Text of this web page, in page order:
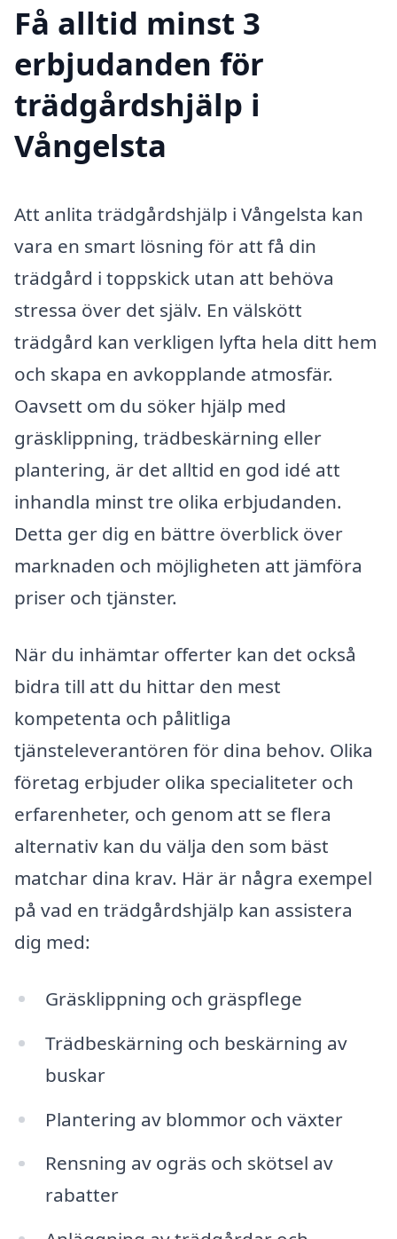
Få alltid minst 3
erbjudanden för
trädgårdshjälp i
Vångelsta
Att anlita trädgårdshjälp i Vångelsta kan
vara en smart lösning för att få din
trädgård i toppskick utan att behöva
stressa över det själv. En välskött
trädgård kan verkligen lyfta hela ditt hem
och skapa en avkopplande atmosfär.
Oavsett om du söker hjälp med
gräsklippning, trädbeskärning eller
plantering, är det alltid en god idé att
inhandla minst tre olika erbjudanden.
Detta ger dig en bättre överblick över
marknaden och möjligheten att jämföra
priser och tjänster.
När du inhämtar offerter kan det också
bidra till att du hittar den mest
kompetenta och pålitliga
tjänsteleverantören för dina behov. Olika
företag erbjuder olika specialiteter och
erfarenheter, och genom att se flera
alternativ kan du välja den som bäst
matchar dina krav. Här är några exempel
på vad en trädgårdshjälp kan assistera
dig med:
Gräsklippning och gräspflege
Trädbeskärning och beskärning av
buskar
Plantering av blommor och växter
Rensning av ogräs och skötsel av
rabatter